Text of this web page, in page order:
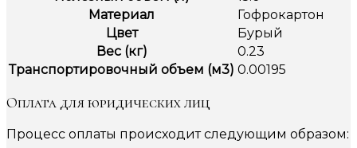
Материал
Гофрокартон
Цвет
Бурый
Вес (кг)
0.23
Транспортировочный объем (м3) 0.00195
Оплата для юридических лиц
Процесс оплаты происходит следующим образом: